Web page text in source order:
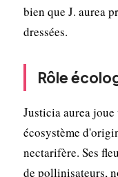
bien que J. aurea
dressées.
Rôle
Justicia aurea
écosystème
nectarifère. Ses
de pollinisateurs,